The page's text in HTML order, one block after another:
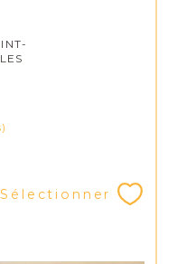
Sélectionner